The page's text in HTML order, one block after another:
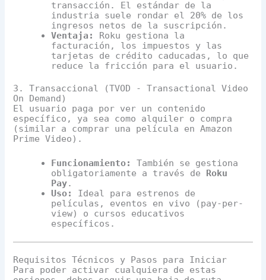
transacción. El estándar de la
industria suele rondar el 20% de los
ingresos netos de la suscripción.
Ventaja:
Roku gestiona la
facturación, los impuestos y las
tarjetas de crédito caducadas, lo que
reduce la fricción para el usuario.
3. Transaccional (TVOD - Transactional Video
On Demand)
El usuario paga por ver un contenido
específico, ya sea como alquiler o compra
(similar a comprar una película en Amazon
Prime Video).
Funcionamiento:
También se gestiona
obligatoriamente a través de Roku
Pay.
Uso:
Ideal para estrenos de
películas, eventos en vivo (pay-per-
view) o cursos educativos
específicos.
Requisitos Técnicos y Pasos para Iniciar
Para poder activar cualquiera de estas